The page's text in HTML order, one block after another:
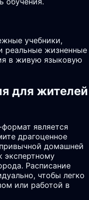
учебники,
реальные жизненные
в живую языковую
для жителей
является
драгоценное
домашней
экспертному
Расписание
чтобы легко
или работой в